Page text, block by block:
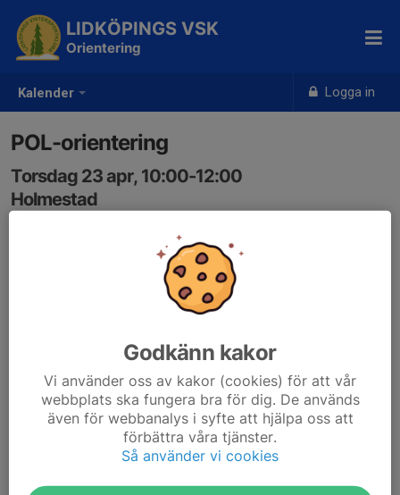
Kalender Logga in
LIDKÖPINGS VSK
Orientering
POL-orientering
Torsdag 23 apr, 10:00-12:00
Holmestad
Samling: 09:00, Parkeringen Sparbanken Arena
eventor.orientering.se/Events/Show/58175
Godkänn kakor
Vi använder oss av kakor (cookies) för att vår
webbplats ska fungera bra för dig. De används
även för webbanalys i syfte att hjälpa oss att
förbättra våra tjänster.
Så använder vi cookies